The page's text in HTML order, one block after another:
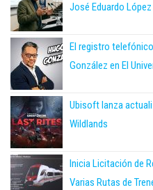
José Eduardo
El registro
González en El
Ubisoft lanza
Wildlands
Inicia Licitación de
Varias Rutas de